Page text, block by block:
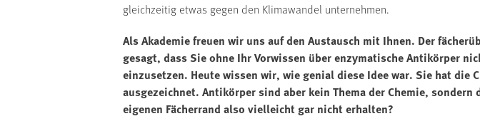
gleichzeitig etwas gegen den Klimawandel unternehmen.
Als Akademie freuen wir uns auf den Austausch mit Ihnen. Der
gesagt, dass Sie ohne Ihr Vorwissen über enzymatische Antikörper
einzusetzen. Heute wissen wir, wie genial diese Idee war. Sie hat
ausgezeichnet. Antikörper sind aber kein Thema der Chemie,
eigenen Fächerrand also vielleicht gar nicht erhalten?